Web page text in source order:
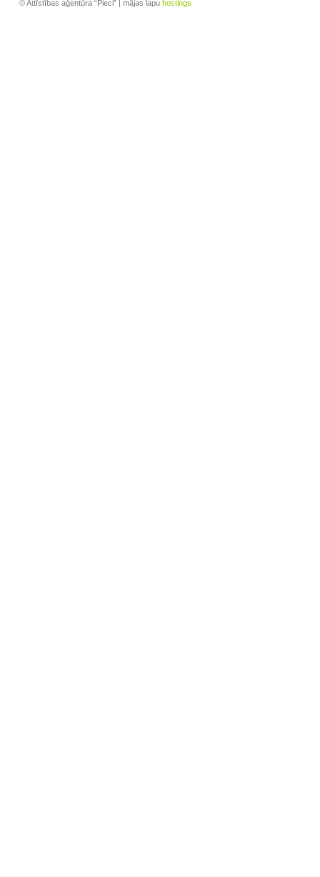
© Attīstības aģentūra “Pieci” | mājas lapu hostings